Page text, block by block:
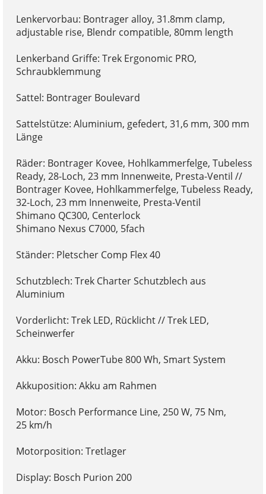
Lenkervorbau: Bontrager alloy, 31.8mm clamp,
adjustable rise, Blendr compatible, 80mm length
Lenkerband Griffe: Trek Ergonomic PRO,
Schraubklemmung
Sattel: Bontrager Boulevard
Sattelstütze: Aluminium, gefedert, 31,6 mm, 300 mm
Länge
Räder: Bontrager Kovee, Hohlkammerfelge, Tubeless
Ready, 28-Loch, 23 mm Innenweite, Presta-Ventil //
Bontrager Kovee, Hohlkammerfelge, Tubeless Ready,
32-Loch, 23 mm Innenweite, Presta-Ventil
Shimano QC300, Centerlock
Shimano Nexus C7000, 5fach
Ständer: Pletscher Comp Flex 40
Schutzblech: Trek Charter Schutzblech aus
Aluminium
Vorderlicht: Trek LED, Rücklicht // Trek LED,
Scheinwerfer
Akku: Bosch PowerTube 800 Wh, Smart System
Akkuposition: Akku am Rahmen
Motor: Bosch Performance Line, 250 W, 75 Nm,
25 km/h
Motorposition: Tretlager
Display: Bosch Purion 200